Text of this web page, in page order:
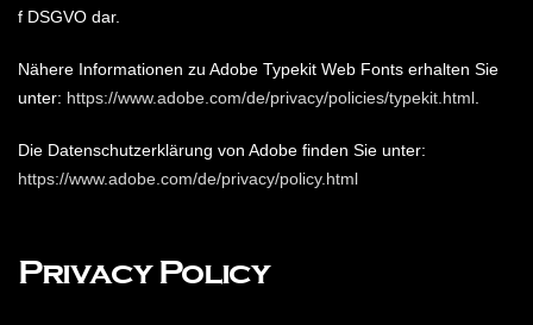
f DSGVO dar.
Nähere Informationen zu Adobe Typekit Web Fonts erhalten Sie
unter: https://www.adobe.com/de/privacy/policies/typekit.html.
Die Datenschutzerklärung von Adobe finden Sie unter:
https://www.adobe.com/de/privacy/policy.html
Privacy Policy